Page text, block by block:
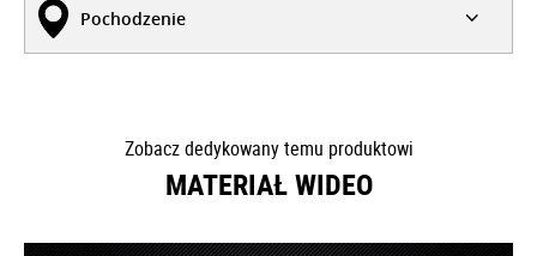
Pochodzenie
Zobacz dedykowany temu produktowi
MATERIAŁ WIDEO